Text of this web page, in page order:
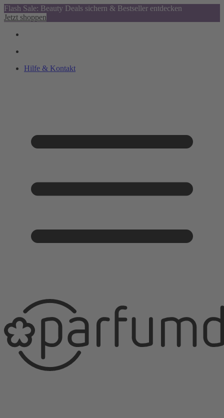
Flash Sale: Beauty Deals sichern & Bestseller entdecken
Jetzt shoppen
Hilfe & Kontakt